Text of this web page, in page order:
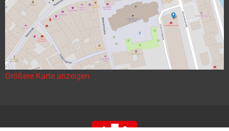
Größere Karte anzeigen